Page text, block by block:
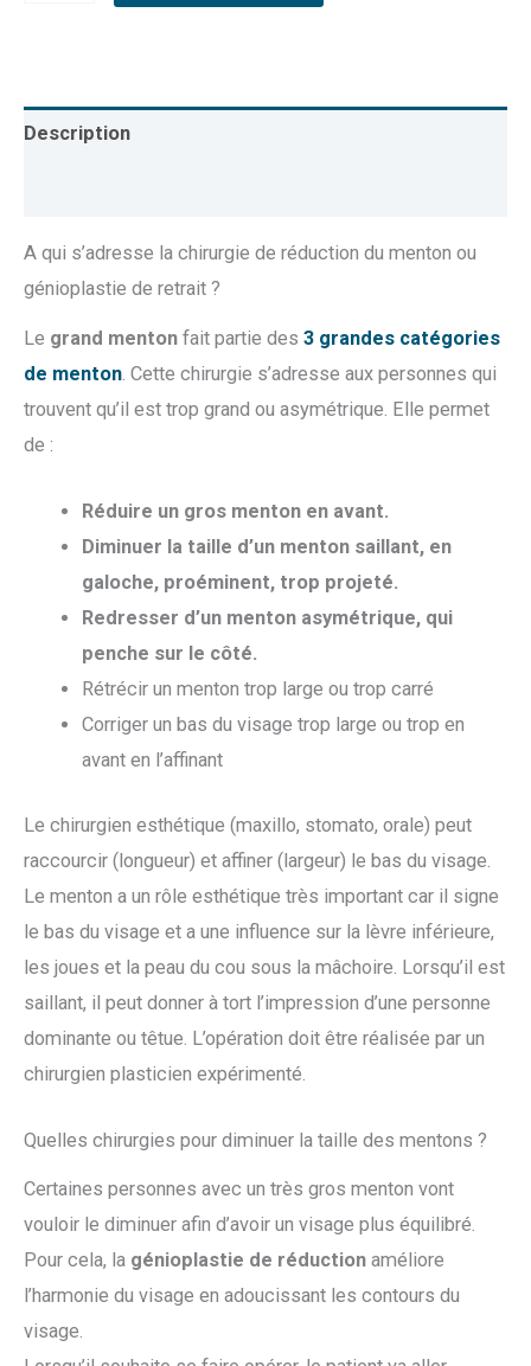
Description
A qui s’adresse la chirurgie de réduction du menton ou
génioplastie de retrait ?
Le grand menton fait partie des 3 grandes catégories
de menton . Cette chirurgie s’adresse aux personnes qui
trouvent qu’il est trop grand ou asymétrique. Elle permet
de :
Réduire un gros menton en avant.
Diminuer la taille d’un menton saillant, en
galoche, proéminent, trop projeté.
Redresser d’un menton asymétrique, qui
penche sur le côté.
Rétrécir un menton trop large ou trop carré
Corriger un bas du visage trop large ou trop en
avant en l’affinant
Le chirurgien esthétique (maxillo, stomato, orale) peut
raccourcir (longueur) et affiner (largeur) le bas du visage.
Le menton a un rôle esthétique très important car il signe
le bas du visage et a une influence sur la lèvre inférieure,
les joues et la peau du cou sous la mâchoire. Lorsqu’il est
saillant, il peut donner à tort l’impression d’une personne
dominante ou têtue. L’opération doit être réalisée par un
chirurgien plasticien expérimenté.
Quelles chirurgies pour diminuer la taille des mentons ?
Certaines personnes avec un très gros menton vont
vouloir le diminuer afin d’avoir un visage plus équilibré.
Pour cela, la génioplastie de réduction améliore
l’harmonie du visage en adoucissant les contours du
visage.